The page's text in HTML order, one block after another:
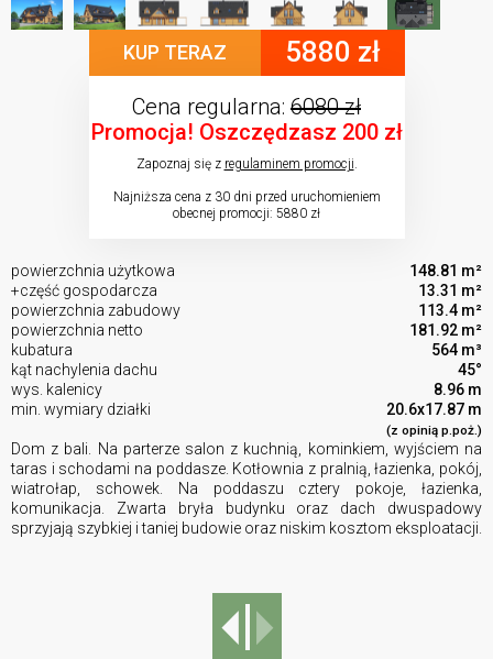
KUP TERAZ 5880 zł
Cena regularna: 6080 zł
Promocja! Oszczędzasz 200 zł
Zapoznaj się z regulaminem promocji
Najniższa cena z 30 dni przed uruchomieniem
obecnej promocji: 5880 zł
powierzchnia użytkowa
148.81 m²
+część gospodarcza
13.31 m²
powierzchnia zabudowy
113.4 m²
powierzchnia netto
181.92 m²
kubatura
564 m³
kąt nachylenia dachu
45°
wys. kalenicy
8.96 m
min. wymiary działki
20.6x17.87 m
(z opinią p.poż.)
Dom z bali. Na parterze salon z kuchnią, kominkiem, wyjściem na
taras i schodami na poddasze. Kotłownia z pralnią, łazienka, pokój,
wiatrołap, schowek. Na poddaszu cztery pokoje, łazienka,
komunikacja. Zwarta bryła budynku oraz dach dwuspadowy
sprzyjają szybkiej i taniej budowie oraz niskim kosztom eksploatacji.